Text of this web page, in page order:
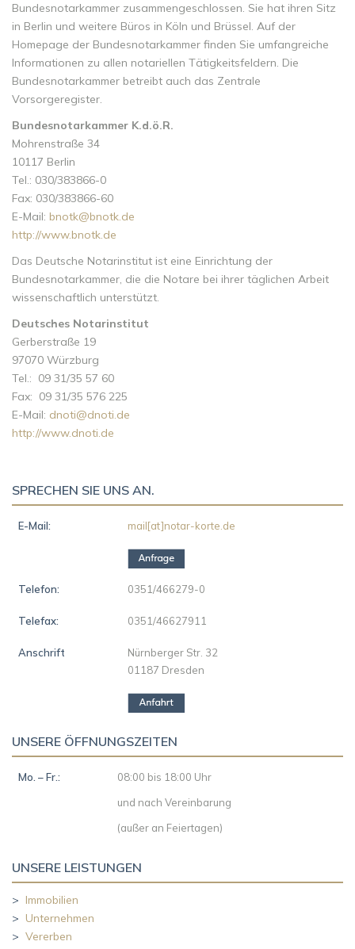
Bundesnotarkammer zusammengeschlossen. Sie hat ihren Sitz
in Berlin und weitere Büros in Köln und Brüssel. Auf der
Homepage der Bundesnotarkammer finden Sie umfangreiche
Informationen zu allen notariellen Tätigkeitsfeldern. Die
Bundesnotarkammer betreibt auch das Zentrale
Vorsorgeregister.
Bundesnotarkammer K.d.ö.R.
Mohrenstraße 34
10117 Berlin
Tel.: 030/383866-0
Fax: 030/383866-60
E-Mail: bnotk@bnotk.de
http://www.bnotk.de
Das Deutsche Notarinstitut ist eine Einrichtung der
Bundesnotarkammer, die die Notare bei ihrer täglichen Arbeit
wissenschaftlich unterstützt.
Deutsches Notarinstitut
Gerberstraße 19
97070 Würzburg
Tel.: 09 31/35 57 60
Fax: 09 31/35 576 225
E-Mail: dnoti@dnoti.de
http://www.dnoti.de
SPRECHEN SIE UNS AN.
E-Mail: mail[at]notar-korte.de
Telefon: 0351/466279-0
Telefax: 0351/46627911
Anschrift
Nürnberger Str. 32
01187 Dresden
UNSERE ÖFFNUNGSZEITEN
Mo. – Fr.:
08:00 bis 18:00 Uhr
und nach Vereinbarung
(außer an Feiertagen)
UNSERE LEISTUNGEN
> Immobilien
> Unternehmen
> Vererben